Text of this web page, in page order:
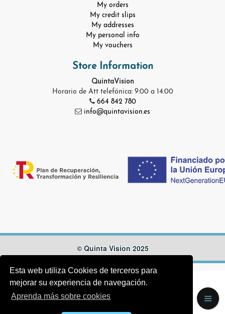
Esta web utiliza Cookies de terceros para
mejorar su experiencia de navegación.
Aprenda más sobre cookies
My orders
My credit slips
My addresses
My personal info
My vouchers
Store Information
QuintaVision
Horario de Att telefónica: 9:00 a 14:00
664 842 780
info@quintavision.es
© Quinta Vision 2025